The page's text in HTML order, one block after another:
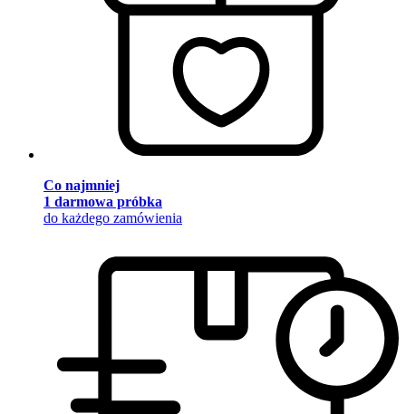
Co najmniej
1 darmowa próbka
do każdego zamówienia